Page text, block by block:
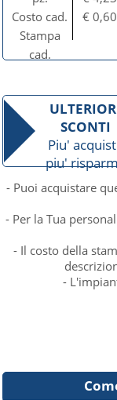
Costo cad.
Stampa
cad.
€ 0,60
SCONTI
Piu'
piu'
- Puoi acquistare
- Per la Tua
- Il costo della
-